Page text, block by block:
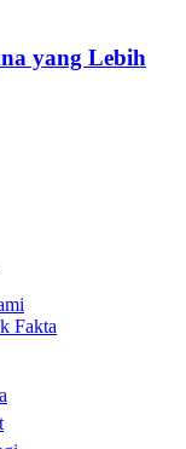
yang Lebih
Fakta